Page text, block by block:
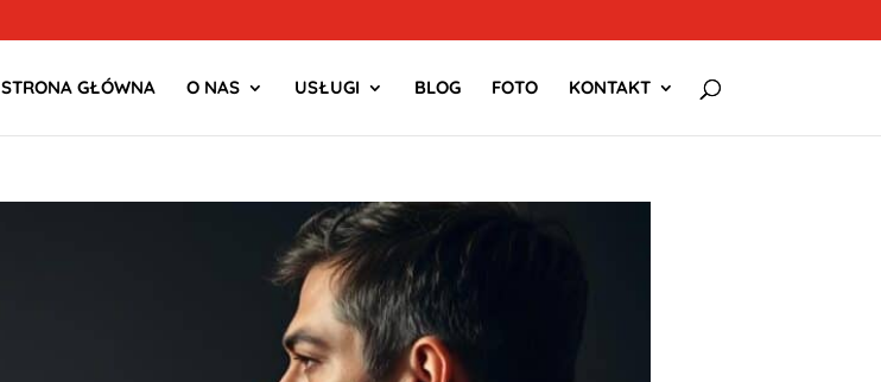
STRONA GŁÓWNA O NAS USŁUGI BLOG FOTO KONTAKT